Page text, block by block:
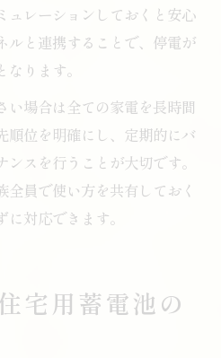
ュレーションしておくと安心
ルと連携することで、停電が
ります。
い場合は全ての家電を長時間
順位を明確にし、定期的にバ
スを行うことが大切です。
員で使い方を共有しておく
対応できます。
宅用蓄電池の